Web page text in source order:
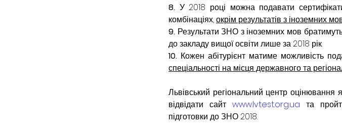
8. У 2018 році можна подавати
комбінаціях, окрім результатів з іноземних
9. Результати ЗНО з іноземних мов
до закладу вищої освіти лише за 2018 рік.
10. Кожен абітурієнт матиме можливість
спеціальності на місця державного та
Львівський регіональний центр оцінювання
відвідати сайт www.lvtest.org.ua та
підготовки до ЗНО 2018.